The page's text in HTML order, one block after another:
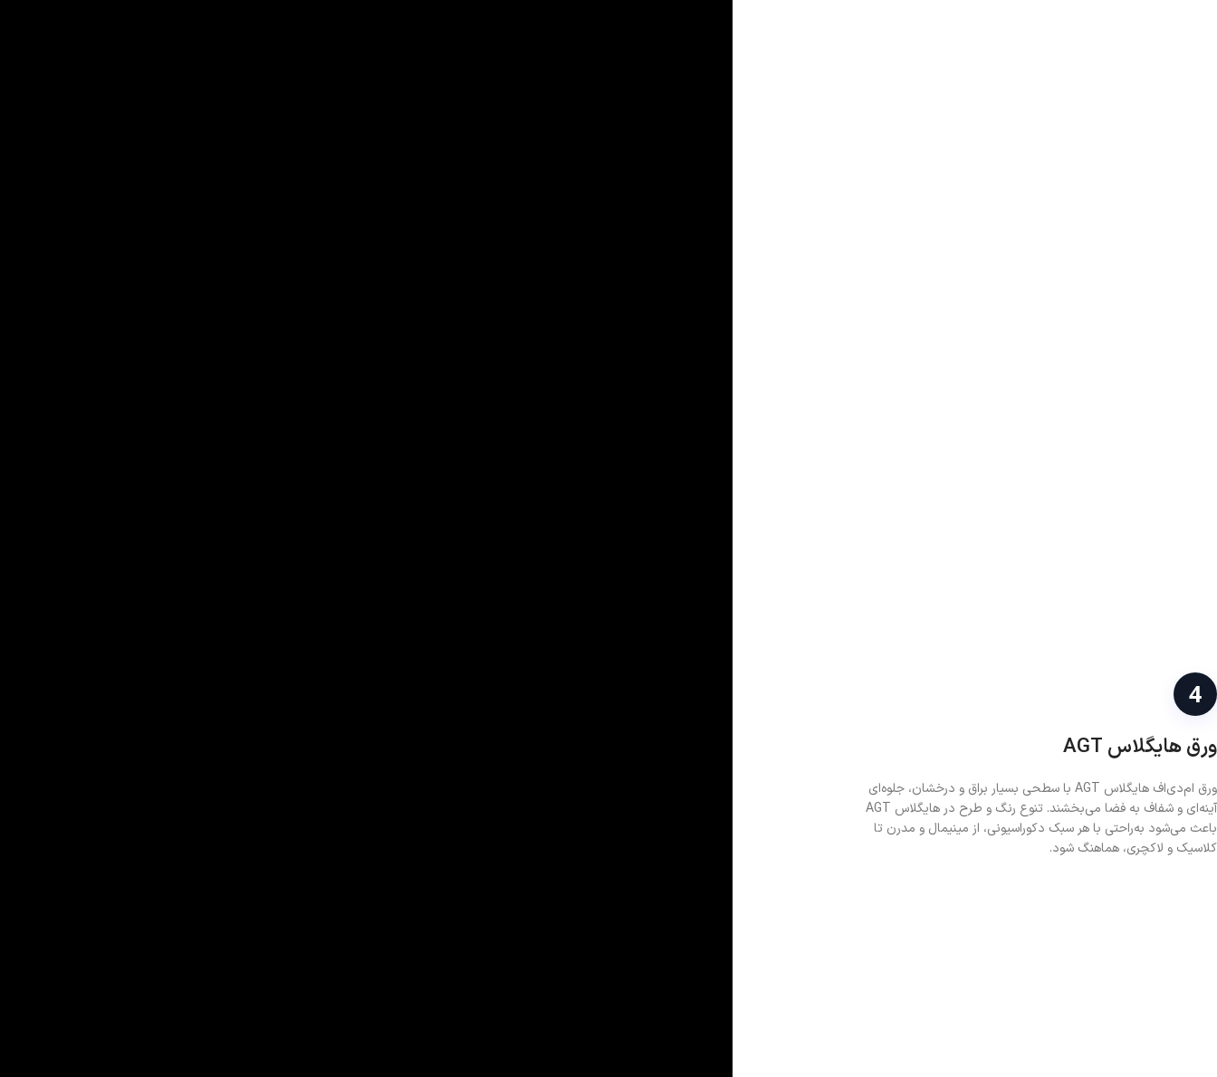
ورق هایگلاس AGT
ورق ام‌دی‌اف هایگلاس AGT با سطحی بسیار براق و درخشان، جلوه‌ای
آینه‌ای و شفاف به فضا می‌بخشند. تنوع رنگ و طرح در هایگلاس AGT
باعث می‌شود به‌راحتی با هر سبک دکوراسیونی، از مینیمال و مدرن تا
کلاسیک و لاکچری، هماهنگ شود.